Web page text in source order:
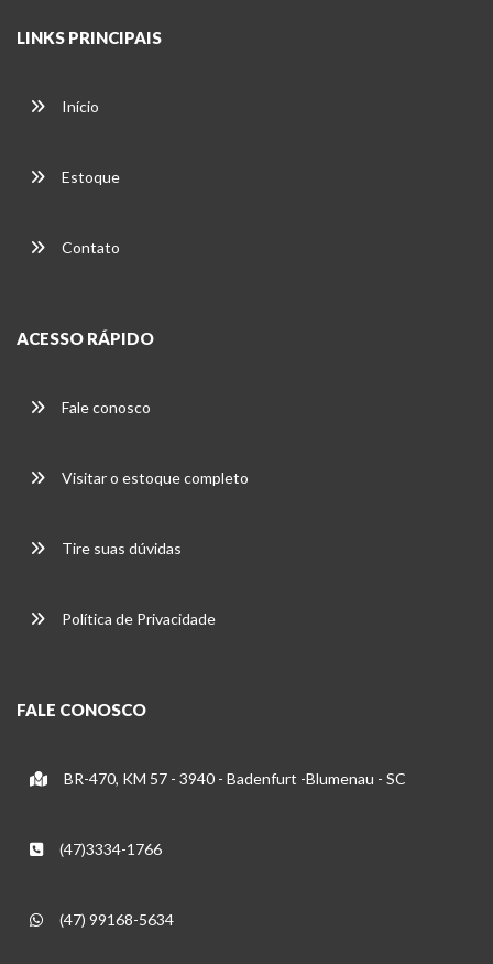
LINKS PRINCIPAIS
Início
Estoque
Contato
ACESSO RÁPIDO
Fale conosco
Visitar o estoque completo
Tire suas dúvidas
Política de Privacidade
FALE CONOSCO
BR-470, KM 57 - 3940 - Badenfurt -Blumenau - SC
(47)3334-1766
(47) 99168-5634